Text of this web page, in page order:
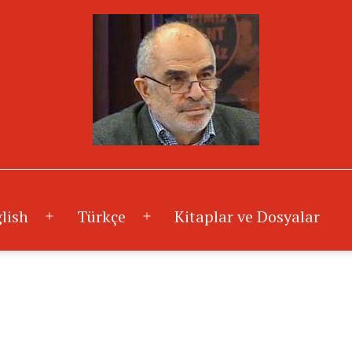
Menüyü
aç
Türkçe
Menüyü
aç
Kitaplar ve Dosyalar